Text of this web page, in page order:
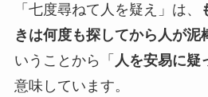
「七度尋ねて人を疑え」は、
きは何度も探してから人が泥
いうことから「 人を安易に疑
意味しています。